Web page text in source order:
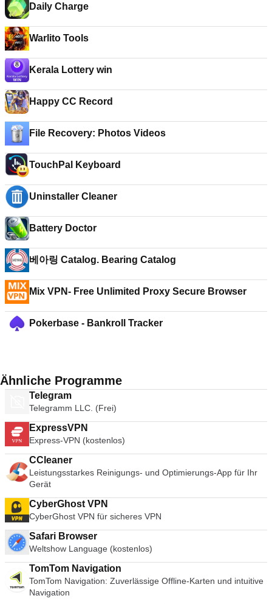
Daily Charge
Warlito Tools
Kerala Lottery win
Happy CC Record
File Recovery: Photos Videos
TouchPal Keyboard
Uninstaller Cleaner
Battery Doctor
베아링 Catalog. Bearing Catalog
Mix VPN- Free Unlimited Proxy Secure Browser
Pokerbase - Bankroll Tracker
Ähnliche Programme
Telegram
Telegramm LLC. (Frei)
ExpressVPN
Express-VPN (kostenlos)
CCleaner
Leistungsstarkes Reinigungs- und Optimierungs-App für Ihr
Gerät
CyberGhost VPN
CyberGhost VPN für sicheres VPN
Safari Browser
Weltshow Language (kostenlos)
TomTom Navigation
TomTom Navigation: Zuverlässige Offline-Karten und intuitive
Navigation